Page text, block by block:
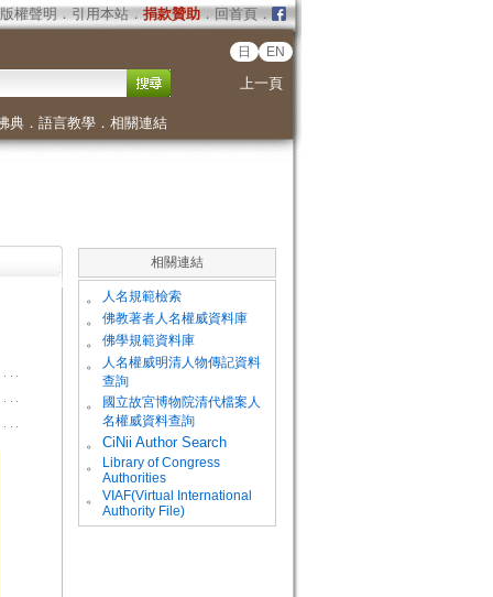
版權聲明 ． 引用本站． 捐款贊助．回首頁．
日 EN
上一頁
典． 語言教學． 相關連結
相關連結
。 人名規範檢索
。 佛教著者人名權威資料庫
。 佛學規範資料庫
。
人名權威明清人物傳記資料
查詢
。
國立故宮博物院清代檔案人
名權威資料查詢
。
CiNii Author Search
。
Library of Congress
Authorities
。
VIAF(Virtual International
Authority File)